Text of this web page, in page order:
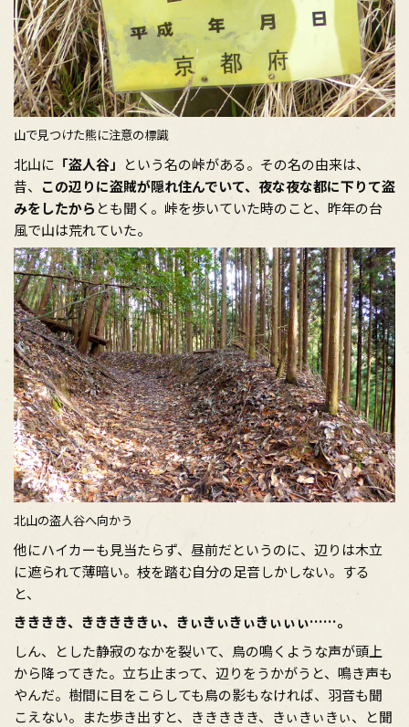
山で見つけた熊に注意の標識
北山に 「盗人谷」 という名の峠がある。その名の由来は、
昔、 この辺りに盗賊が隠れ住んでいて、夜な夜な都に下りて盗
みをしたから とも聞く。峠を歩いていた時のこと、昨年の台
風で山は荒れていた。
北山の盗人谷へ向かう
他にハイカーも見当たらず、昼前だというのに、辺りは木立
に遮られて薄暗い。枝を踏む自分の足音しかしない。する
と、
きききき、きききききぃ、きぃきぃきぃきぃぃぃ……。
しん、とした静寂のなかを裂いて、鳥の鳴くような声が頭上
から降ってきた。立ち止まって、辺りをうかがうと、鳴き声も
やんだ。樹間に目をこらしても鳥の影もなければ、羽音も聞
こえない。また歩き出すと、ききききき、きぃきぃきぃ、と聞